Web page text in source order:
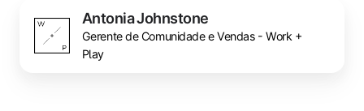
Antonia Johnstone
Gerente de Comunidade e Vendas - Work +
Play